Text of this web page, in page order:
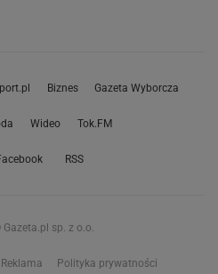
Biznes Gazeta Wyborcza
Wideo Tok.FM
RSS
sp. z o.o.
Reklama Polityka prywatności